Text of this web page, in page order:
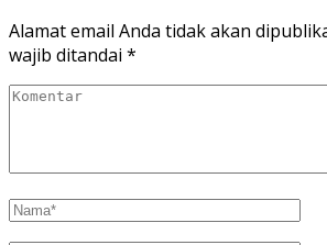
Alamat email Anda tidak akan
wajib ditandai *